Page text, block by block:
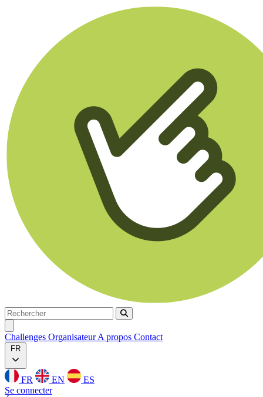
Rechercher
Rechercher
Challenges OrganisateurA propos Contact
FR
FR EN
ES
Se connecter